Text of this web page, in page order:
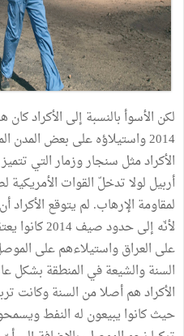
لكن الأسوأ بالنسبة إلى الأكرادكان
2014واستيلاؤهعلى بعض المدن
الأكرادمثل سنجاروزمارالتي تتميز
أربيل لولاتدخلّ القوات الأمريكية
لمقاومة الإرهاب. لم يتوقع الأكرادأن
لأنّه إلىحدودصيف2014كانوا
على العراقواستيلاءهمعلى
السنةوالشيعةفي المنطقة بشكل
الأكرادهمأصلامن السنةوكانت
حيثكانوا يبيعون له النفط